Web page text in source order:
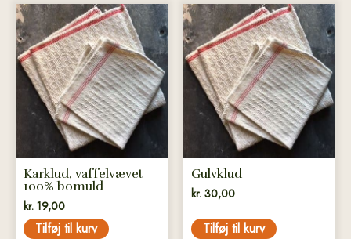
Karklud, vaffelvævet
100% bomuld
kr. 19,00
Tilføj til kurv
Gulvklud
kr. 30,00
Tilføj til kurv